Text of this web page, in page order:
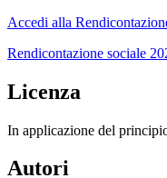
Accedi alla
Rendicontazione sociale
Licenza
In applicazione del
Autori